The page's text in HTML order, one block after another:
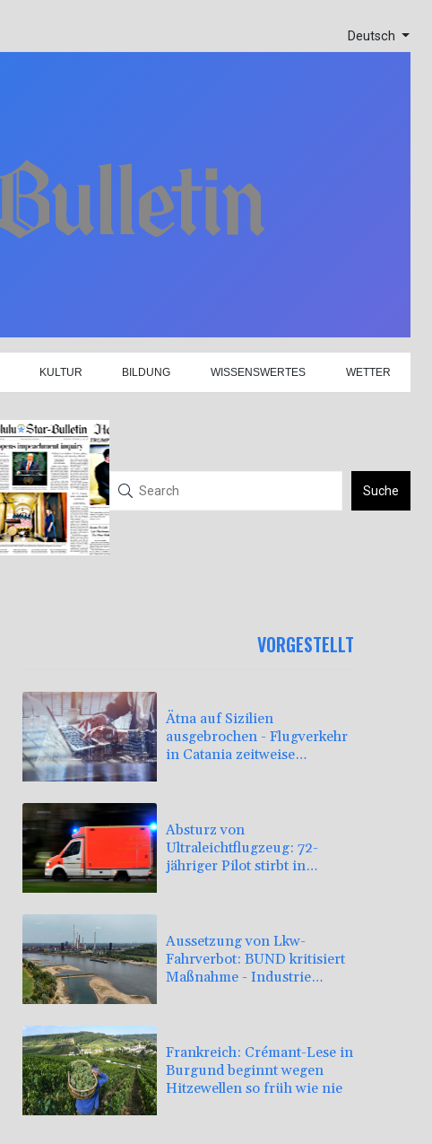
Deutsch
KULTUR BILDUNG WISSENSWERTES WETTER
Suche
VORGESTELLT
Ätna auf Sizilien
ausgebrochen - Flugverkehr
in Catania zeitweise
Absturz von
Ultraleichtflugzeug: 72-
jähriger Pilot stirbt in
Aussetzung von Lkw-
Fahrverbot: BUND kritisiert
Maßnahme - Industrie
Frankreich: Crémant-Lese in
Burgund beginnt wegen
Hitzewellen so früh wie nie